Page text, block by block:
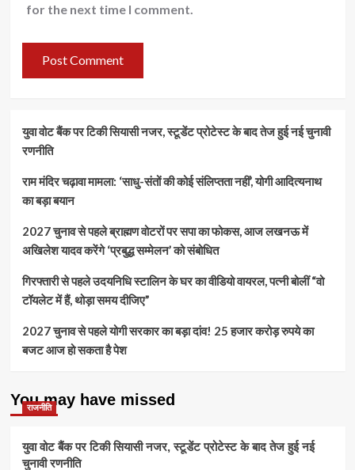
for the next time I comment.
युवा वोट बैंक पर टिकी सियासी नजर, स्टूडेंट प्रोटेस्ट के बाद तेज हुई नई चुनावी
रणनीति
राम मंदिर चढ़ावा मामला: ‘साधु-संतों की कोई संलिप्तता नहीं’, योगी आदित्यनाथ
का बड़ा बयान
2027 चुनाव से पहले ब्राह्मण वोटरों पर सपा का फोकस, आज लखनऊ में
अखिलेश यादव करेंगे ‘प्रबुद्ध सम्मेलन’ को संबोधित
गिरफ्तारी से पहले उदयनिधि स्टालिन के घर का वीडियो वायरल, पत्नी बोलीं “वो
टॉयलेट में हैं, थोड़ा समय दीजिए”
2027 चुनाव से पहले योगी सरकार का बड़ा दांव! 25 हजार करोड़ रुपये का
बजट आज हो सकता है पेश
You may have missed
राजनीति
युवा वोट बैंक पर टिकी सियासी नजर, स्टूडेंट प्रोटेस्ट के बाद तेज हुई नई
चुनावी रणनीति